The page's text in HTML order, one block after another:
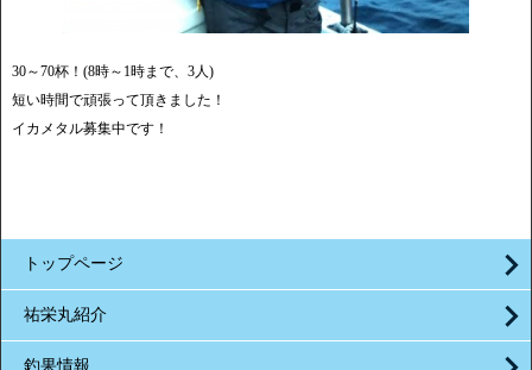
30～70杯！(8時～1時まで、3人)
短い時間で頑張って頂きました！
イカメタル募集中です！
トップページ
祐栄丸紹介
釣果情報